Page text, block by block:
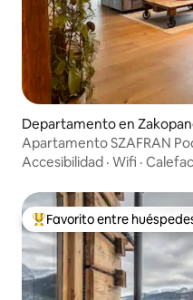
Departamento en
Apartamento SZAFRAN
Accesibilidad · Wifi ·
De los mejores en Favorito
Favorito entre